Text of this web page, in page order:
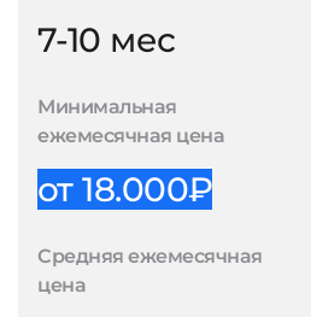
7-10 мес
Минимальная
ежемесячная цена
от 18.000₽
Средняя ежемесячная
цена